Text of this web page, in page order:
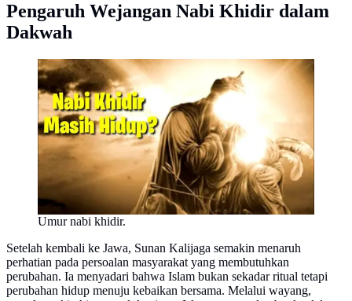
Pengaruh Wejangan Nabi Khidir dalam
Dakwah
Umur nabi khidir.
Setelah kembali ke Jawa, Sunan Kalijaga semakin menaruh
perhatian pada persoalan masyarakat yang membutuhkan
perubahan. Ia menyadari bahwa Islam bukan sekadar ritual tetapi
perubahan hidup menuju kebaikan bersama. Melalui wayang,